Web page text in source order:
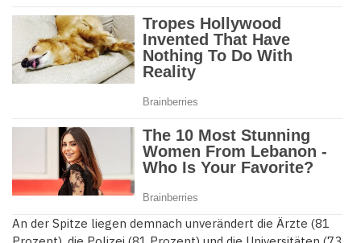
An der Spitze liegen demnach unverändert die Ärzte (81